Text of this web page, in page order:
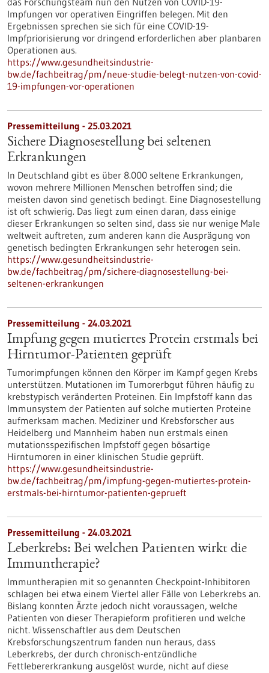
Impfungen vor operativen Eingriffen belegen. Mit den
Ergebnissen sprechen sie sich für eine COVID-19-
Impfpriorisierung vor dringend erforderlichen aber planbaren
Operationen aus.
https://www.gesundheitsindustrie-
bw.de/fachbeitrag/pm/neue-studie-belegt-nutzen-von-covid-
19-impfungen-vor-operationen
Pressemitteilung - 25.03.2021
Sichere Diagnosestellung bei seltenen
Erkrankungen
In Deutschland gibt es über 8.000 seltene Erkrankungen,
wovon mehrere Millionen Menschen betroffen sind; die
meisten davon sind genetisch bedingt. Eine Diagnosestellung
ist oft schwierig. Das liegt zum einen daran, dass einige
dieser Erkrankungen so selten sind, dass sie nur wenige Male
weltweit auftreten, zum anderen kann die Ausprägung von
genetisch bedingten Erkrankungen sehr heterogen sein.
https://www.gesundheitsindustrie-
bw.de/fachbeitrag/pm/sichere-diagnosestellung-bei-
seltenen-erkrankungen
Pressemitteilung - 24.03.2021
Impfung gegen mutiertes Protein erstmals bei
Hirntumor-Patienten geprüft
Tumorimpfungen können den Körper im Kampf gegen Krebs
unterstützen. Mutationen im Tumorerbgut führen häufig zu
krebstypisch veränderten Proteinen. Ein Impfstoff kann das
Immunsystem der Patienten auf solche mutierten Proteine
aufmerksam machen. Mediziner und Krebsforscher aus
Heidelberg und Mannheim haben nun erstmals einen
mutationsspezifischen Impfstoff gegen bösartige
Hirntumoren in einer klinischen Studie geprüft.
https://www.gesundheitsindustrie-
bw.de/fachbeitrag/pm/impfung-gegen-mutiertes-protein-
erstmals-bei-hirntumor-patienten-geprueft
Pressemitteilung - 24.03.2021
Leberkrebs: Bei welchen Patienten wirkt die
Immuntherapie?
Immuntherapien mit so genannten Checkpoint-Inhibitoren
schlagen bei etwa einem Viertel aller Fälle von Leberkrebs an.
Bislang konnten Ärzte jedoch nicht voraussagen, welche
Patienten von dieser Therapieform profitieren und welche
nicht. Wissenschaftler aus dem Deutschen
Krebsforschungszentrum fanden nun heraus, dass
Leberkrebs, der durch chronisch-entzündliche
Fettlebererkrankung ausgelöst wurde, nicht auf diese